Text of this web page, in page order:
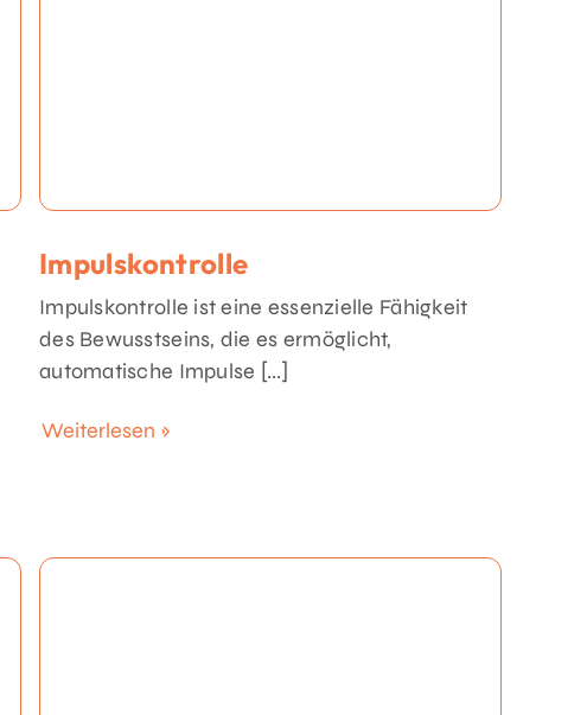
Impulskontrolle
Impulskontrolle ist eine essenzielle Fähigkeit
des Bewusstseins, die es ermöglicht,
automatische Impulse [...]
Weiterlesen »